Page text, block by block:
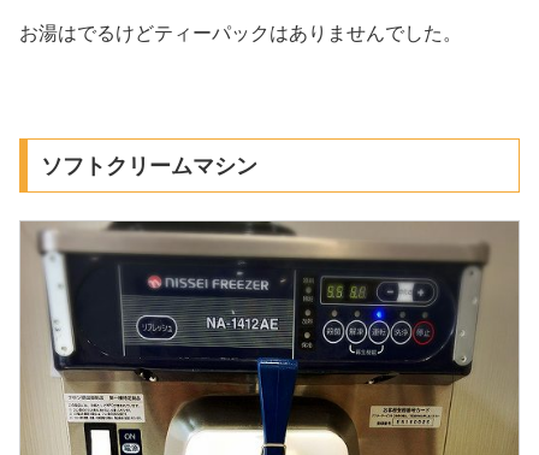
お湯はでるけどティーパックはありませんでした。
ソフトクリームマシン